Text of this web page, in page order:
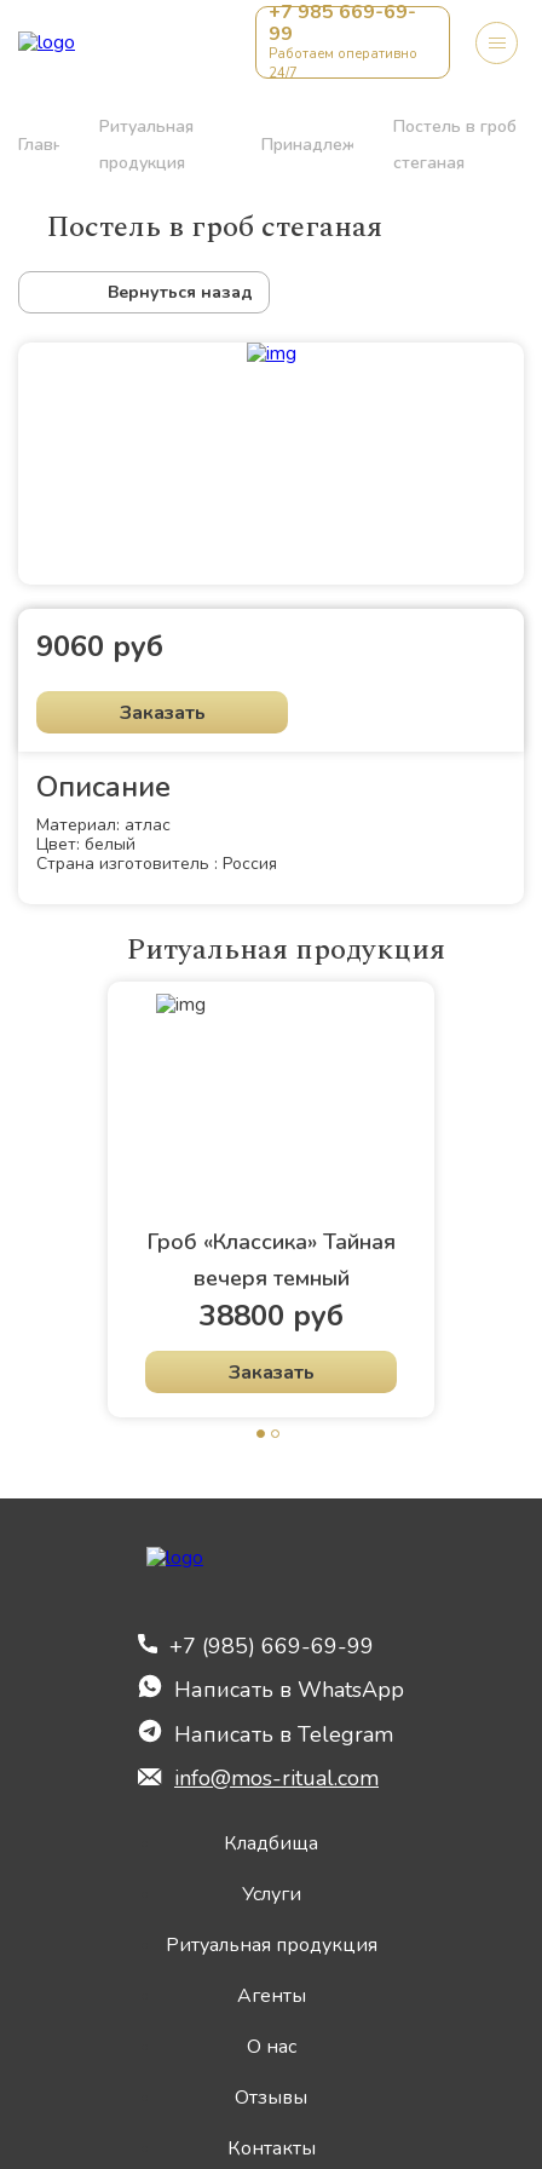
+7 985 669-69-
99
Работаем оперативно
24/7
Главная
Ритуальная
продукция
Принадлежности
Постель в гроб
стеганая
Постель в гроб стеганая
Вернуться назад
9060 руб
Заказать
Описание
Материал: атлас
Цвет: белый
Страна изготовитель : Россия
Ритуальная продукция
Гроб «Классика» Тайная
вечеря темный
38800 руб
Заказать
+7 (985) 669-69-99
Написать в WhatsApp
Написать в Telegram
info@mos-ritual.com
Кладбища
Услуги
Ритуальная продукция
Агенты
О нас
Отзывы
Контакты